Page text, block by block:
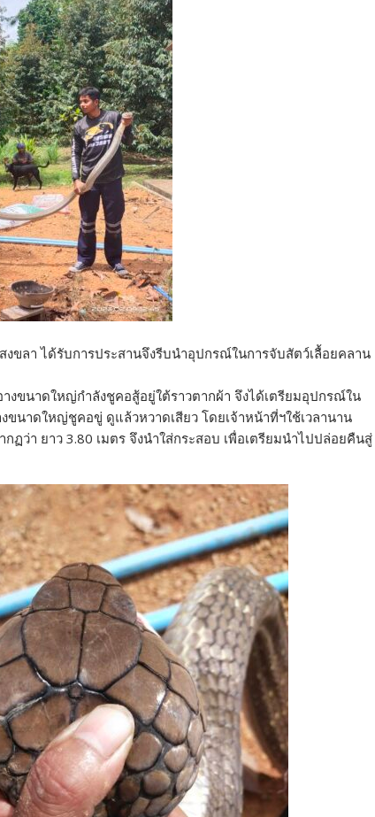
ขลา ได้รับการประสานจึงรีบนำอุปกรณ์ในการจับสัตว์เลื้อยคลาน
งขนาดใหญ่กำลังชูคอสู้อยู่ใต้ราวตากผ้า จึงได้เตรียมอุปกรณ์ใน
ขนาดใหญ่ชูคอขู่ ดูแล้วหวาดเสียว โดยเจ้าหน้าที่ฯใช้เวลานาน
ว่า ยาว 3.80 เมตร จึงนำใส่กระสอบ เพื่อเตรียมนำไปปล่อยคืนสู่